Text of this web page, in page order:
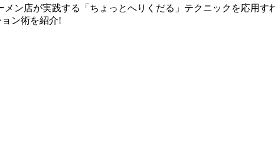
ン店が実践する「ちょっとへりくだる」テクニックを応用
ン術を紹介!